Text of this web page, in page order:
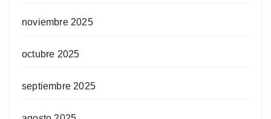
noviembre 2025
octubre 2025
septiembre 2025